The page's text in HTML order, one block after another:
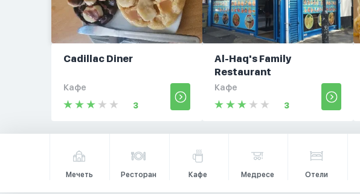
Cadillac Diner
Кафе
3
Al-Haq's Family
Restaurant
Кафе
3
Мечеть Ресторан Кафе Медресе Отели